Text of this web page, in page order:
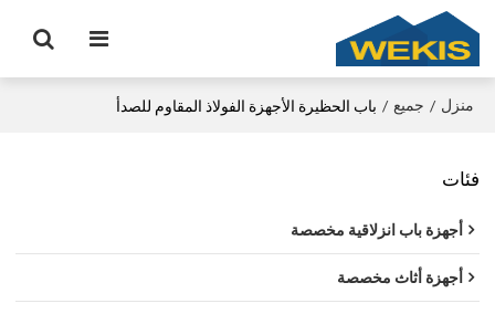
منزل / جميع / باب الحظيرة الأجهزة الفولاذ المقاوم للصدأ
فئات
أجهزة باب انزلاقية مخصصة
أجهزة أثاث مخصصة